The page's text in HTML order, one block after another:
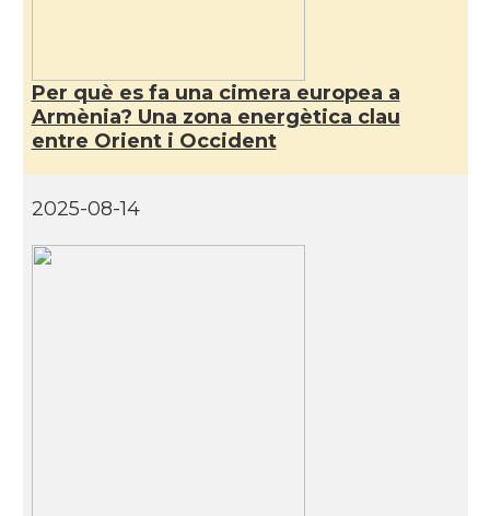
Per què es fa una cimera europea a
Armènia? Una zona energètica clau
entre Orient i Occident
2025-08-14